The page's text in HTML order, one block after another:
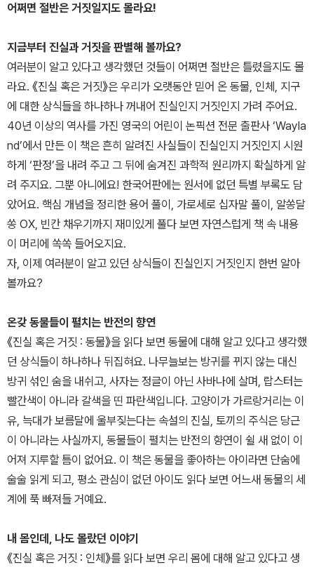
어쩌면 절반은 거짓일지도 몰라요!
지금부터 진실과 거짓을 판별해 볼까요?
여러분이 알고 있다고 생각했던 것들이 어쩌면 절반은 틀렸을지도 몰
라요. 《진실 혹은 거짓》은 우리가 오랫동안 믿어 온 동물, 인체, 지구
에 대한 상식들을 하나하나 꺼내어 진실인지 거짓인지 가려 주어요.
40년 이상의 역사를 가진 영국의 어린이 논픽션 전문 출판사 ‘Wayla
nd’에서 만든 이 책은 흔히 알려진 사실들이 진실인지 거짓인지 시원
하게 ‘판정’을 내려 주고 그 뒤에 숨겨진 과학적 원리까지 확실하게 알
려 주지요. 그뿐 아니에요! 한국어판에는 원서에 없던 특별 부록도 담
았어요. 핵심 개념을 정리한 용어 풀이, 가로세로 십자말 풀이, 알쏭달
쏭 OX, 빈칸 채우기까지 재미있게 풀다 보면 자연스럽게 책 속 내용
이 머리에 쏙쏙 들어오지요.
자, 이제 여러분이 알고 있던 상식들이 진실인지 거짓인지 한번 알아
볼까요?
온갖 동물들이 펼치는 반전의 향연
《진실 혹은 거짓 : 동물》을 읽다 보면 동물에 대해 알고 있다고 생각했
던 상식들이 하나하나 뒤집혀요. 나무늘보는 방귀를 뀌지 않는 대신
방귀 섞인 숨을 내쉬고, 사자는 정글이 아닌 사바나에 살며, 랍스터는
빨간색이 아니라 갈색을 띤 파란색입니다. 고양이가 가르랑거리는 이
유, 늑대가 보름달에 울부짖는다는 속설의 진실, 토끼의 주식은 당근
이 아니라는 사실까지, 동물들이 펼치는 반전의 향연이 쉴 새 없이 이
어져 지루할 틈이 없어요. 이 책은 동물을 좋아하는 아이라면 단숨에
술술 읽게 되고, 평소 관심이 없던 아이도 읽다 보면 어느새 동물의 세
계에 푹 빠져들 거예요.
내 몸인데, 나도 몰랐던 이야기
《진실 혹은 거짓 : 인체》를 읽다 보면 우리 몸에 대해 알고 있다고 생